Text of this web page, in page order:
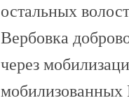
остальных
Вербовка
через
мобилизованных